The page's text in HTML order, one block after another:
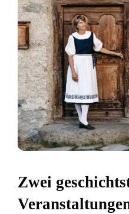
Zwei